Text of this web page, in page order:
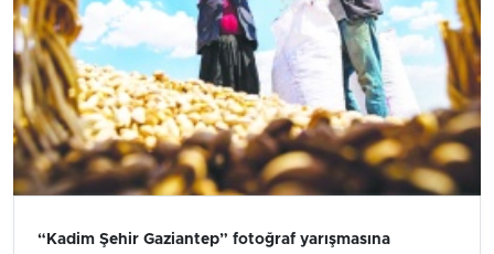
“Kadim Şehir Gaziantep” fotoğraf yarışmasına